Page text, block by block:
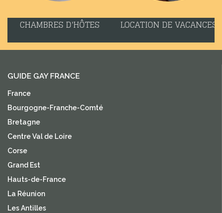
CHAMBRES D'HÔTES LOCATION DE VACANCES
GUIDE GAY FRANCE
France
Bourgogne-Franche-Comté
Bretagne
Centre Val de Loire
Corse
Grand Est
Hauts-de-France
La Réunion
Les Antilles